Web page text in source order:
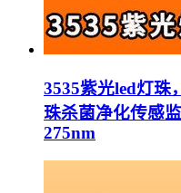
3535紫光led灯珠
珠杀菌净化传感
275nm